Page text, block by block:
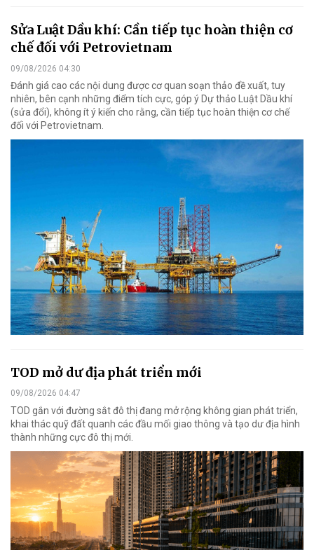
Sửa Luật Dầu khí: Cần tiếp tục hoàn thiện cơ
chế đối với Petrovietnam
09/08/2026 04:30
Đánh giá cao các nội dung được cơ quan soạn thảo đề xuất, tuy
nhiên, bên cạnh những điểm tích cực, góp ý Dự thảo Luật Dầu khí
(sửa đổi), không ít ý kiến cho rằng, cần tiếp tục hoàn thiện cơ chế
đối với Petrovietnam.
TOD mở dư địa phát triển mới
09/08/2026 04:47
TOD gắn với đường sắt đô thị đang mở rộng không gian phát triển,
khai thác quỹ đất quanh các đầu mối giao thông và tạo dư địa hình
thành những cực đô thị mới.